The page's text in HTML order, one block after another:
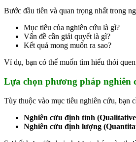
Bước đầu tiên và quan trọng nhất trong
Mục tiêu của nghiên cứu là gì?
Vấn đề cần giải quyết là gì?
Kết quả mong muốn ra sao?
Ví dụ, bạn có thể muốn tìm hiểu thói
Lựa chọn phương pháp nghiên
Tùy thuộc vào mục tiêu nghiên cứu, bạn
Nghiên cứu định tính
Nghiên cứu định lượng